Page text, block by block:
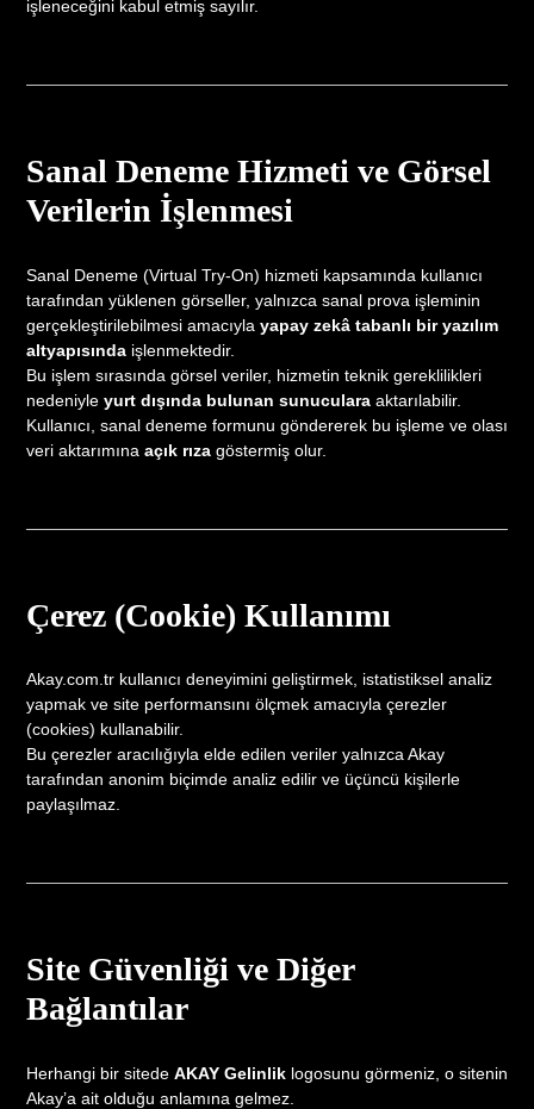
işleneceğini kabul etmiş sayılır.
Sanal Deneme Hizmeti ve Görsel
Verilerin İşlenmesi
Sanal Deneme (Virtual Try-On) hizmeti kapsamında kullanıcı
tarafından yüklenen görseller, yalnızca sanal prova işleminin
gerçekleştirilebilmesi amacıyla yapay zekâ tabanlı bir yazılım
altyapısında işlenmektedir.
Bu işlem sırasında görsel veriler, hizmetin teknik gereklilikleri
nedeniyle yurt dışında bulunan sunuculara aktarılabilir.
Kullanıcı, sanal deneme formunu göndererek bu işleme ve olası
veri aktarımına açık rıza göstermiş olur.
Çerez (Cookie) Kullanımı
Akay.com.tr kullanıcı deneyimini geliştirmek, istatistiksel analiz
yapmak ve site performansını ölçmek amacıyla çerezler
(cookies) kullanabilir.
Bu çerezler aracılığıyla elde edilen veriler yalnızca Akay
tarafından anonim biçimde analiz edilir ve üçüncü kişilerle
paylaşılmaz.
Site Güvenliği ve Diğer
Bağlantılar
Herhangi bir sitede AKAY Gelinlik logosunu görmeniz, o sitenin
Akay’a ait olduğu anlamına gelmez.